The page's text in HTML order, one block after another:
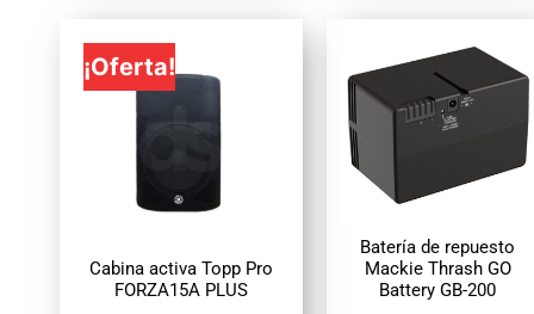
¡Oferta!
Cabina activa Topp Pro
FORZA15A PLUS
Batería de repuesto
Mackie Thrash GO
Battery GB-200